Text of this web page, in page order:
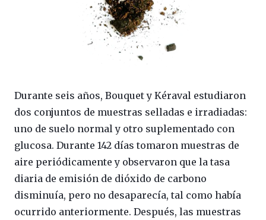
Durante seis años, Bouquet y Kéraval estudiaron
dos conjuntos de muestras selladas e irradiadas:
uno de suelo normal y otro suplementado con
glucosa. Durante 142 días tomaron muestras de
aire periódicamente y observaron que la tasa
diaria de emisión de dióxido de carbono
disminuía, pero no desaparecía, tal como había
ocurrido anteriormente. Después, las muestras